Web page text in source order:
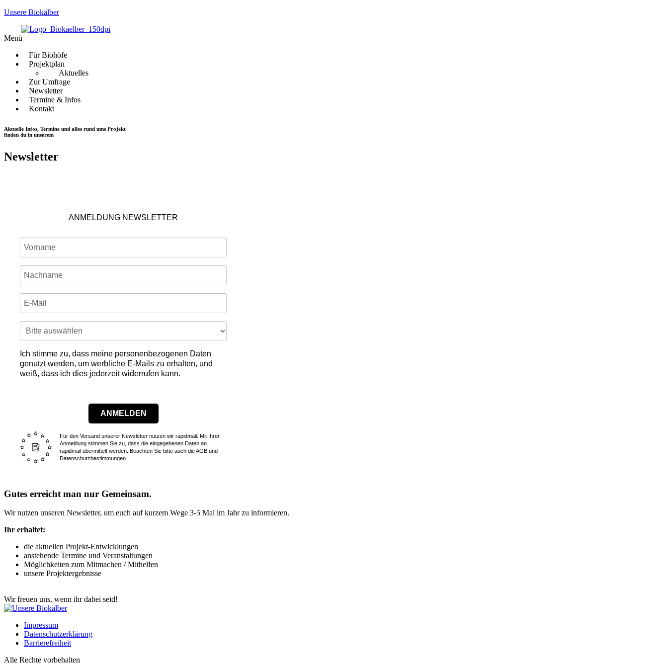
Unsere Biokälber
Menü
Für Biohöfe
Projektplan
Aktuelles
Zur Umfrage
Newsletter
Termine & Infos
Kontakt
Aktuelle Infos, Termine und alles rund ums Projekt
finden du in unserem
Newsletter
ANMELDUNG NEWSLETTER
Ich stimme zu, dass meine personenbezogenen Daten
genutzt werden, um werbliche E-Mails zu erhalten, und
weiß, dass ich dies jederzeit widerrufen kann.
ANMELDEN
Für den Versand unserer Newsletter nutzen wir rapidmail. Mit Ihrer
Anmeldung stimmen Sie zu, dass die eingegebenen Daten an
rapidmail übermittelt werden. Beachten Sie bitte auch die AGB und
Datenschutzbestimmungen.
Gutes erreicht man nur Gemeinsam.
Wir nutzen unseren Newsletter, um euch auf kurzem Wege 3-5 Mal im Jahr zu informieren.
Ihr erhaltet:
die aktuellen Projekt-Entwicklungen
anstehende Termine und Veranstaltungen
Möglichkeiten zum Mitmachen / Mithelfen
unsere Projektergebnisse
Wir freuen uns, wenn ihr dabei seid!
Impressum
Datenschutzerklärung
Barrierefreiheit
Alle Rechte vorbehalten